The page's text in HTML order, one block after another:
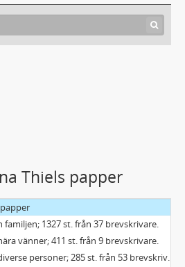
Thiels papper
familjen; 1327 st. från 37 brevskrivare.
vänner; 411 st. från 9 brevskrivare.
personer; 285 st. från 53 brevskrivare.